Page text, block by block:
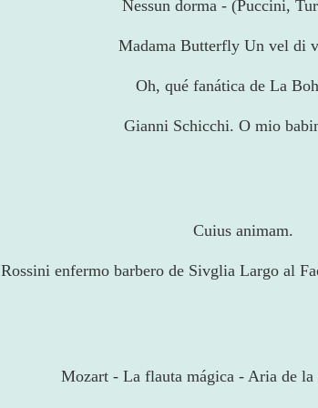
Nessun dorma - (Puccini,
Madama Butterfly Un vel di
Oh, qué fanática de La
Gianni Schicchi. O mio
Cuius animam.
Rossini enfermo barbero de Sivglia Largo al
Mozart - La flauta mágica - Aria de la